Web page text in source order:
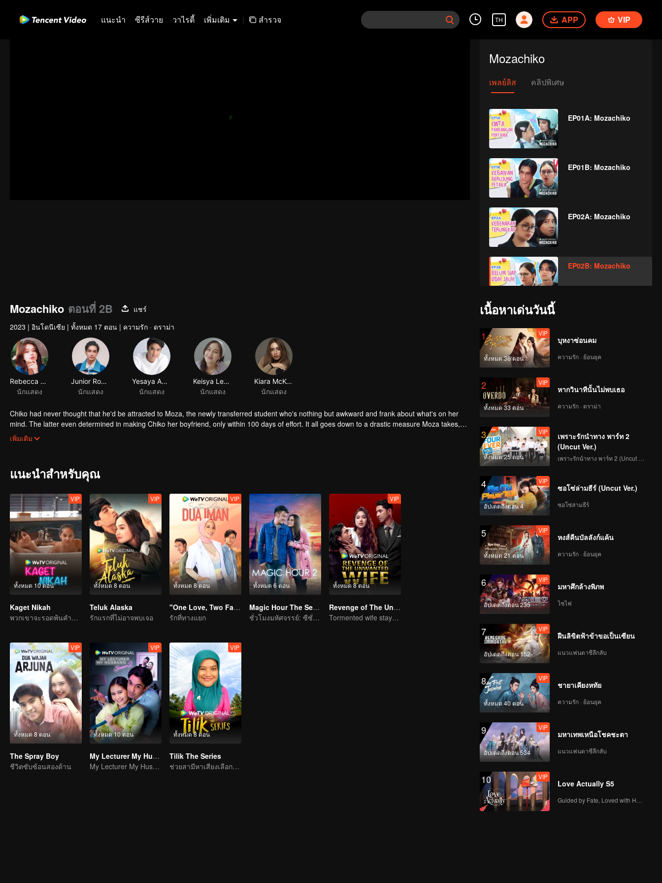
แนะนำ ซีรีส์วาย วาไรตี้ เพิ่มเติม | สำรวจ TH APP VIP
Mozachiko
เพลย์ลิส คลิปพิเศษ
EP01A: Mozachiko
EP01B: Mozachiko
EP02A: Mozachiko
EP02B: Mozachiko
VIP
VIP
VIP
VIP EP04B: Mozachiko
VIP
VIP
VIP
VIP
VIP
VIP
VIP
Mozachiko ตอนที่ 2B
แชร์
2023 | อินโดนีเซีย | ทั้งหมด 17 ตอน | ความรัก · ดราม่า
Rebecca Klopper
นักแสดง
Junior Roberts
นักแสดง
Yesaya Abraham
นักแสดง
Keisya Levronka
นักแสดง
Kiara McKenna
นักแสดง
Chiko had never thought that he'd be attracted to Moza, the newly transferred student who's nothing but awkward and frank about what's on her
mind. The latter even determined in making Chiko her boyfriend, only within 100 days of effort. It all goes down to a drastic measure Moza takes,
making a major plot twist: now Chiko is the one who's chasing after her.
เพิ่มเติม
แนะนำสำหรับคุณ
ทั้งหมด 10 ตอน
VIP
Kaget Nikah
พวกเขาจะรอดพ้นคำขาดการแต่งงานได้หรือไม่?
ทั้งหมด 8 ตอน
VIP
Teluk Alaska
รักแรกที่ไม่อาจพบเจอ
ทั้งหมด 8 ตอน
VIP
"One Love, Two Faiths"
รักที่ทางแยก
ทั้งหมด 6 ตอน
Magic Hour The Series S2
ชั่วโมงมหัศจรรย์: ซีซั่น 2
ทั้งหมด 8 ตอน
VIP
Revenge of The Unwanted Wife
Tormented wife stays quiet, but her vengeance never rests
ทั้งหมด 8 ตอน
VIP
The Spray Boy
ชีวิตซับซ้อนสองด้าน
ทั้งหมด 10 ตอน
VIP
My Lecturer My Husband S2
My Lecturer My Husband
ทั้งหมด 8 ตอน
VIP
Tilik The Series
ช่วยสามีหาเสียงเลือกตั้งผู้ใหญ่บ้าน
เนื้อหาเด่นวันนี้
1
ทั้งหมด 36 ตอน
VIP
บุหงาซ่อนคม
ความรัก · ย้อนยุค
2
ทั้งหมด 33 ตอน
VIP
หากวินาทีนั้นไม่พบเธอ
ความรัก · ดราม่า
3
ทั้งหมด 25 ตอน
VIP
เพราะรักนำทาง พาร์ท 2
(Uncut Ver.)
4
อัปเดตถึงตอน 4
VIP
ซอโซ่ล่ามธีร์ (Uncut Ver.)
ซอโซ่ล่ามธีร์
5
ทั้งหมด 21 ตอน
VIP
หงส์คืนบัลลังก์แค้น
ความรัก · ย้อนยุค
6
อัปเดตถึงตอน 235
VIP
มหาศึกล้างพิภพ
ไซไฟ
7
อัปเดตถึงตอน 152
VIP
ฝืนลิขิตฟ้าข้าขอเป็นเซียน
แนวแฟนตาซีลึกลับ
8
ทั้งหมด 40 ตอน
VIP
ชายาเคียงหทัย
ความรัก · ย้อนยุค
9
อัปเดตถึงตอน 534
VIP
มหาเทพเหนือโชคชะตา
แนวแฟนตาซีลึกลับ
10 VIP
Love Actually S5